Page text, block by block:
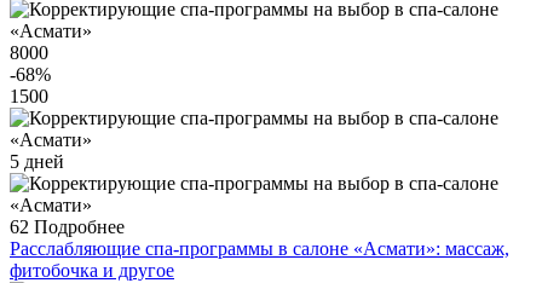
8000
-68%
1500
5 дней
62 Подробнее
Расслабляющие спа-программы в салоне «Асмати»: массаж,
фитобочка и другое